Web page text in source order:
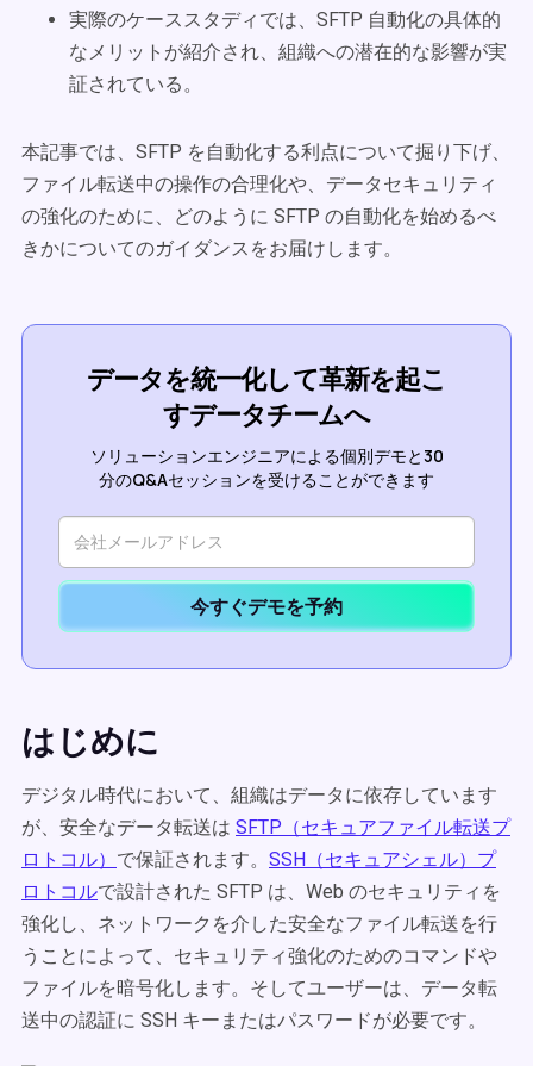
実際のケーススタディでは、SFTP 自動化の具体的
なメリットが紹介され、組織への潜在的な影響が実
証されている。
本記事では、SFTP を自動化する利点について掘り下げ、
ファイル転送中の操作の合理化や、データセキュリティ
の強化のために、どのように SFTP の自動化を始めるべ
きかについてのガイダンスをお届けします。
データを統一化して革新を起こ
すデータチームへ
ソリューションエンジニアによる個別デモと30
分のQ&Aセッションを受けることができます
今すぐデモを予約
はじめに
デジタル時代において、組織はデータに依存しています
が、安全なデータ転送は SFTP（セキュアファイル転送プ
ロトコル） で保証されます。 SSH（セキュアシェル）プ
ロトコルで設計された SFTP は、Web のセキュリティを
強化し、ネットワークを介した安全なファイル転送を行
うことによって、セキュリティ強化のためのコマンドや
ファイルを暗号化します。そしてユーザーは、データ転
送中の認証に SSH キーまたはパスワードが必要です。